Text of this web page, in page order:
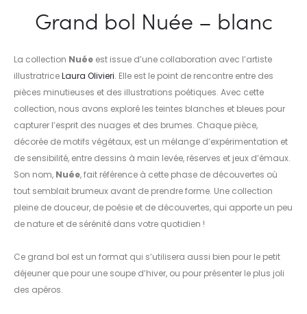
Grand bol Nuée – blanc
La collection Nuée est issue d’une collaboration avec l’artiste
illustratriceLaura Olivieri. Elle est le point de rencontre entre des
pièces minutieuses et des illustrations poétiques. Avec cette
collection, nous avons exploré les teintes blanches et bleues pour
capturer l’esprit des nuages et des brumes. Chaque pièce,
décorée de motifs végétaux, est un mélange d’expérimentation et
de sensibilité, entre dessins à main levée, réserves et jeux d’émaux.
Son nom, Nuée, fait référence à cette phase de découvertes où
tout semblait brumeux avant de prendre forme. Une collection
pleine de douceur, de poésie et de découvertes, qui apporte un peu
de nature et de sérénité dans votre quotidien !
Ce grand bol est un format qui s’utilisera aussi bien pour le petit
déjeuner que pour une soupe d’hiver, ou pour présenter le plus joli
des apéros.